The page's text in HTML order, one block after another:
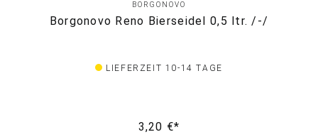
BORGONOVO
Borgonovo Reno Bierseidel 0,5 ltr. /-/
LIEFERZEIT 10-14 TAGE
3,20 €*